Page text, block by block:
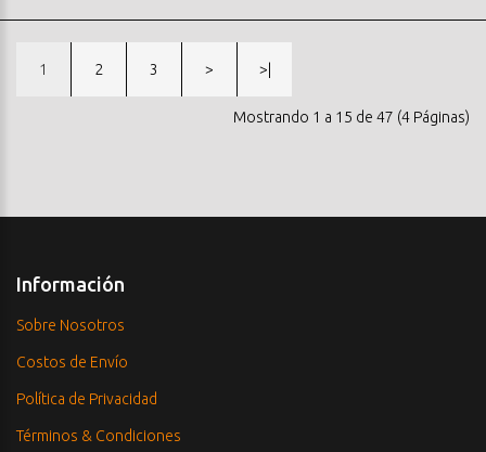
1 2 3 > >|
Mostrando 1 a 15 de 47 (4 Páginas)
Información
Sobre Nosotros
Costos de Envío
Política de Privacidad
Términos & Condiciones